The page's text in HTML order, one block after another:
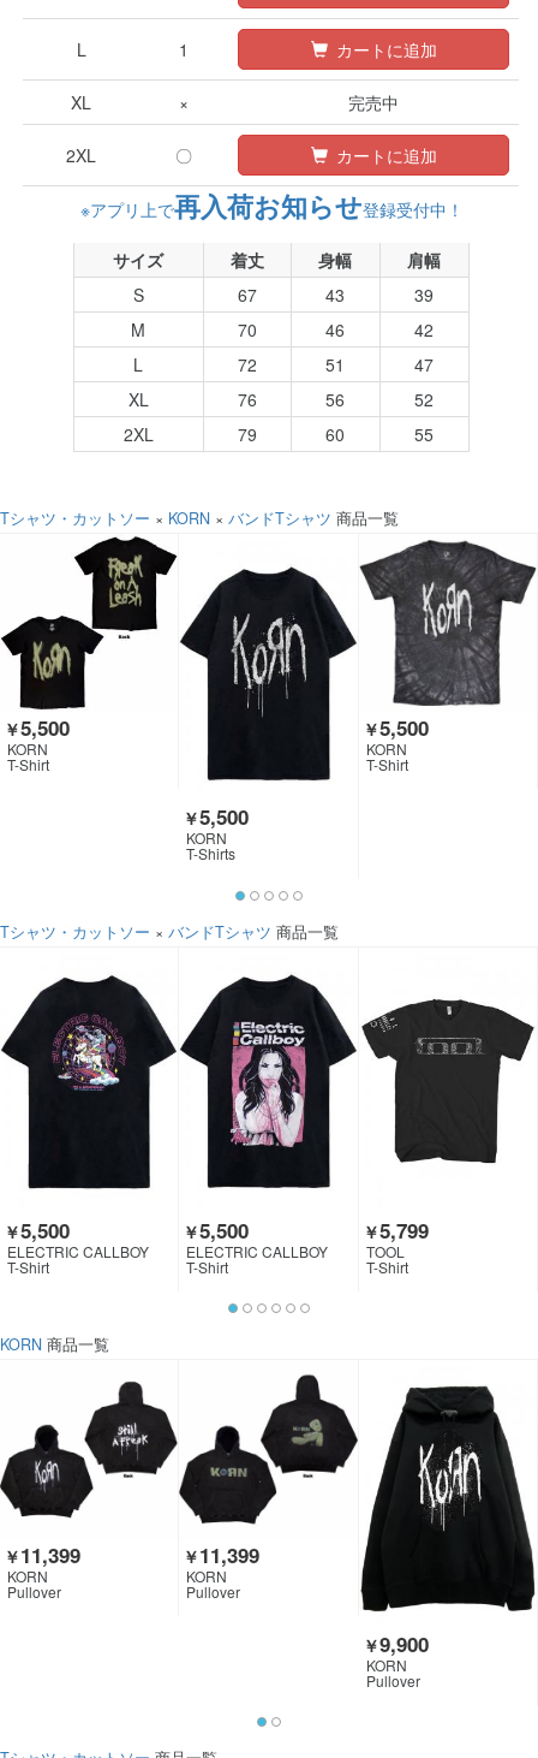
L 1 カートに追加
XL × 完売中
2XL 〇 カートに追加
※アプリ上で再入荷お知らせ登録受付中！
サイズ 着丈 身幅
肩幅
S
67 43
39
M
70 46
42
L
72 51
47
XL
76 56
52
2XL
79 60 55
Tシャツ・カットソー × KORN × バンドTシャツ 商品一覧
￥5,500
KORN
T-Shirt
￥5,500
KORN
T-Shirts
￥5,500
KORN
T-Shirt
Tシャツ・カットソー × バンドTシャツ 商品一覧
￥5,500
ELECTRIC CALLBOY
T-Shirt
￥5,500
ELECTRIC CALLBOY
T-Shirt
￥5,799
TOOL
T-Shirt
KORN 商品一覧
￥11,399
KORN
Pullover
￥11,399
KORN
Pullover
￥9,900
KORN
Pullover